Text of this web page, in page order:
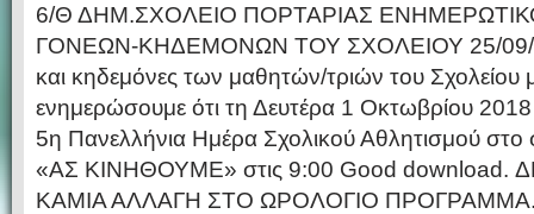
6/Θ ΔΗΜ.ΣΧΟΛΕΙΟ ΠΟΡΤΑΡΙΑΣ
ΓΟΝΕΩΝ-ΚΗΔΕΜΟΝΩΝ ΤΟΥ ΣΧΟΛΕΙΟΥ 25/09/
και κηδεμόνες των μαθητών/τριών του
ενημερώσουμε ότι τη Δευτέρα 1 Οκτωβρίου
5η Πανελλήνια Ημέρα Σχολικού Αθλητισμού στο
«ΑΣ ΚΙΝΗΘΟΥΜΕ» στις 9:00 Good download.
ΚΑΜΙΑ ΑΛΛΑΓΗ ΣΤΟ ΩΡΟΛΟΓΙΟ